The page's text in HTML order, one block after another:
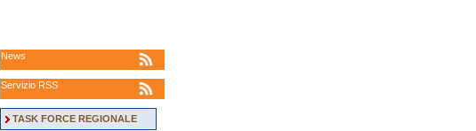
News
Servizio RSS
TASK FORCE REGIONALE